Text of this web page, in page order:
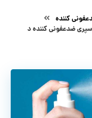
کننده
ضدعفونی کننده د